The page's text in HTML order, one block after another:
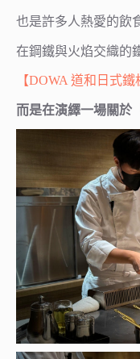
也是許多人熱愛的飲
在鋼鐵與火焰交織的
【DOWA 道和日式鐵
而是在演繹一場關於